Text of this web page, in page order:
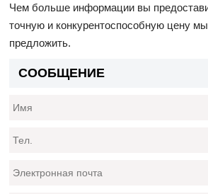
Чем больше информации вы
точную и конкурентоспособную цену
предложить.
СООБЩЕНИЕ